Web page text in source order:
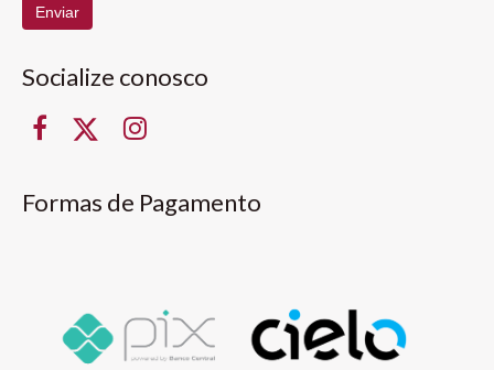
Enviar
Socialize conosco
Formas de Pagamento